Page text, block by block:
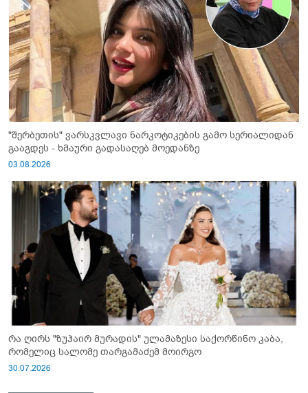
"შერბეთის" ვარსკვლავი ნარკოტიკების გამო სერიალიდან
გააგდეს - ხმაური გადასაღებ მოედანზე
03.08.2026
რა ღირს "ზუჰაირ მურადის" ულამაზესი საქორწინო კაბა,
რომელიც სალომე თარგამაძემ მოირგო
30.07.2026